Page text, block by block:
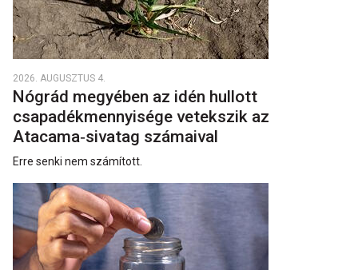
2026. AUGUSZTUS 4.
Nógrád megyében az idén hullott
csapadékmennyisége vetekszik az
Atacama‑sivatag számaival
Erre senki nem számított.